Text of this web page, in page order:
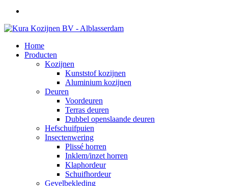
Home
Producten
Kozijnen
Kunststof kozijnen
Aluminium kozijnen
Deuren
Voordeuren
Terras deuren
Dubbel openslaande deuren
Hefschuifpuien
Insectenwering
Plissé horren
Inklem/inzet horren
Klaphordeur
Schuifhordeur
Gevelbekleding